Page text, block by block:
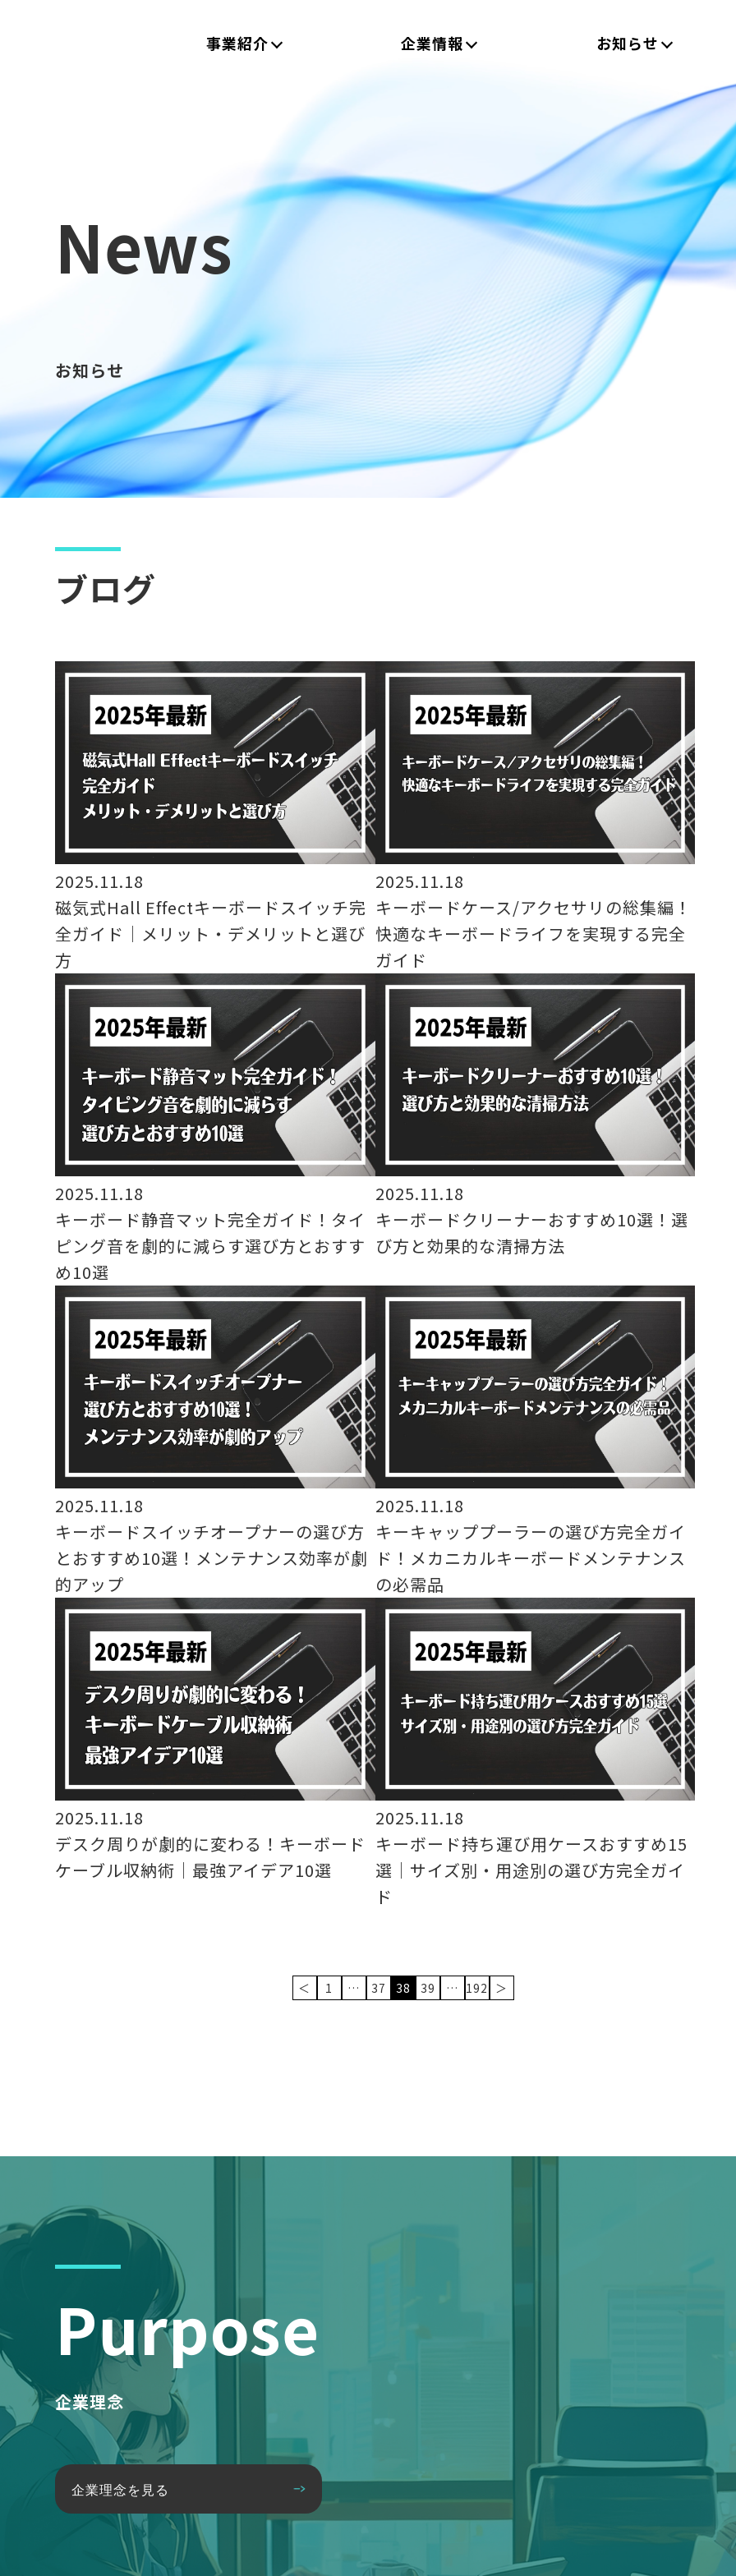
事業紹介 企業情報 お知らせ
News
お知らせ
ブログ
2025.11.18
磁気式Hall Effectキーボードスイッチ完
全ガイド｜メリット・デメリットと選び
方
2025.11.18
キーボードケース/アクセサリの総集編！
快適なキーボードライフを実現する完全
ガイド
2025.11.18
キーボード静音マット完全ガイド！タイ
ピング音を劇的に減らす選び方とおすす
め10選
2025.11.18
キーボードクリーナーおすすめ10選！選
び方と効果的な清掃方法
2025.11.18
キーボードスイッチオープナーの選び方
とおすすめ10選！メンテナンス効率が劇
的アップ
2025.11.18
キーキャッププーラーの選び方完全ガイ
ド！メカニカルキーボードメンテナンス
の必需品
2025.11.18
デスク周りが劇的に変わる！キーボード
ケーブル収納術｜最強アイデア10選
2025.11.18
キーボード持ち運び用ケースおすすめ15
選｜サイズ別・用途別の選び方完全ガイ
ド
＜ 1 … 37 38 39 … 192 ＞
Purpose
企業理念
企業理念を見る